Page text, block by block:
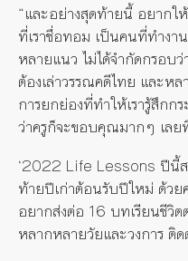
“และอย่างสุดท้ายนี้ อยากใ
ที่เราชื่อทอม เป็นคนที่ทำงา
หลายแนว ไม่ได้จำกัดกรอบ
ต้องเล่าวรรณคดีไทย และหล
การยกย่องที่ทำให้เรารู้สึกกร
ว่าครูก็จะขอบคุณมากๆ เลย
‘2022 Life Lessons ปีนี้
ท้ายปีเก่าต้อนรับปีใหม่ ด้ว
อยากส่งต่อ 16 บทเรียนชีวิ
หลากหลายวัยและวงการ ติ